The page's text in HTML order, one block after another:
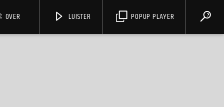
OVER POPUP PLAYER
LUISTER